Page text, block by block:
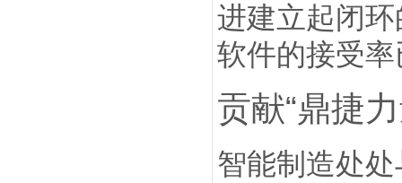
进建立起闭
软件的接受
贡献“鼎捷
智能制造处